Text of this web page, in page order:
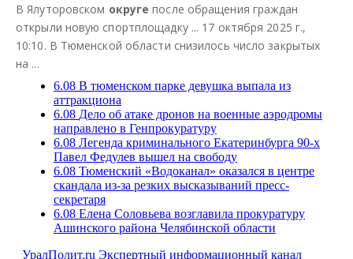
я
тьс
я
тьс
я
В Ялуторовском округе после обращения граждан
открыли новую спортплощадку ... 17 октября 2025 г.,
10:10. В Тюменской области снизилось число закрытых
на ...